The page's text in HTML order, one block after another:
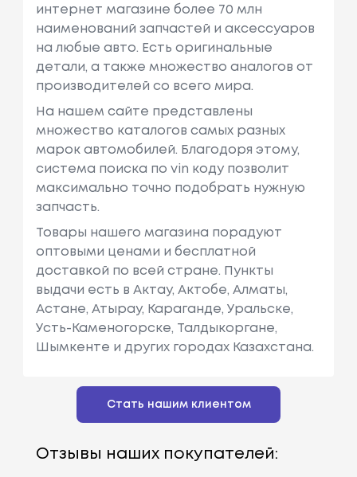
интернет магазине более 70 млн
наименований запчастей и аксессуаров
на любые авто. Есть оригинальные
детали, а также множество аналогов от
производителей со всего мира.
На нашем сайте представлены
множество каталогов самых разных
марок автомобилей. Благодоря этому,
система поиска по vin коду позволит
максимально точно подобрать нужную
запчасть.
Товары нашего магазина порадуют
оптовыми ценами и бесплатной
доставкой по всей стране. Пункты
выдачи есть в Актау, Актобе, Алматы,
Астане, Атырау, Караганде, Уральске,
Усть-Каменогорске, Талдыкоргане,
Шымкенте и других городах Казахстана.
Стать нашим клиентом
Отзывы наших покупателей: